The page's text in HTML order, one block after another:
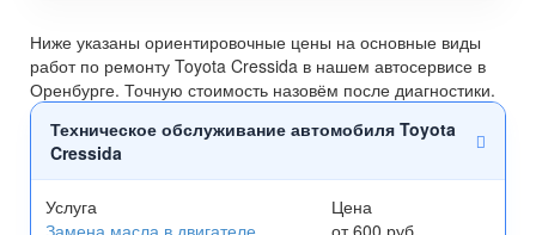
Ниже указаны ориентировочные цены на основные виды
работ по ремонту Toyota Cressida в нашем автосервисе в
Оренбурге. Точную стоимость назовём после диагностики.
Техническое обслуживание автомобиля Toyota
Cressida
Услуга
Цена